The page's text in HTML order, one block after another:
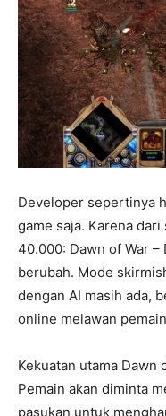
Developer sepertinya
game saja. Karena
40.000: Dawn of War
berubah. Mode
dengan AI masih ada,
online melawan
Kekuatan utama Dawn
Pemain akan diminta
pasukan untuk